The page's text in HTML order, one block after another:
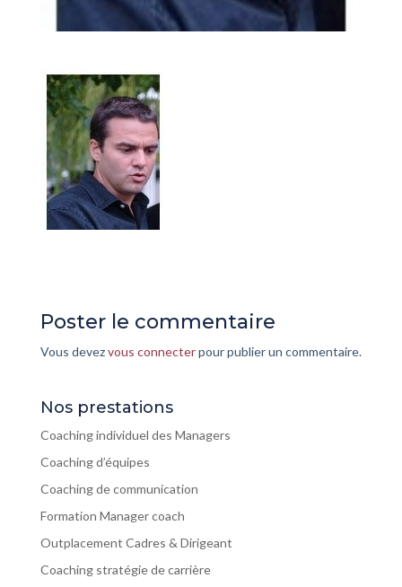
Poster le commentaire
Vous devezvous connecterpour publier un commentaire.
Nos prestations
Coaching individuel des Managers
Coaching d’équipes
Coaching de communication
Formation Manager coach
Outplacement Cadres & Dirigeant
Coaching stratégie de carrière